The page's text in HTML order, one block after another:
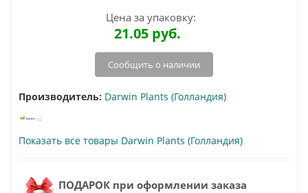
Цена за упаковку:
21.05руб.
Сообщить о наличии
Производитель: Darwin Plants (Голландия)
Показать все товары Darwin Plants (Голландия)
ПОДАРОК при оформлении заказа